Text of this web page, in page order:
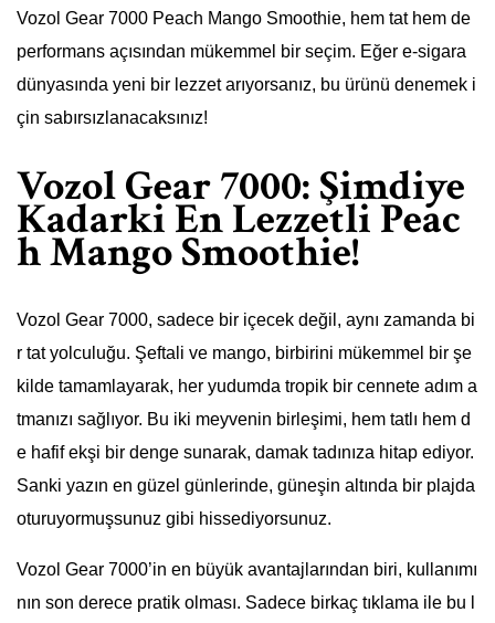
Vozol Gear 7000 Peach Mango Smoothie, hem tat hem de
performans açısından mükemmel bir seçim. Eğer e-sigara
dünyasında yeni bir lezzet arıyorsanız, bu ürünü denemek i
çin sabırsızlanacaksınız!
Vozol Gear 7000: Şimdiye
Kadarki En Lezzetli Peac
h Mango Smoothie!
Vozol Gear 7000, sadece bir içecek değil, aynı zamanda bi
r tat yolculuğu. Şeftali ve mango, birbirini mükemmel bir şe
kilde tamamlayarak, her yudumda tropik bir cennete adım a
tmanızı sağlıyor. Bu iki meyvenin birleşimi, hem tatlı hem d
e hafif ekşi bir denge sunarak, damak tadınıza hitap ediyor.
Sanki yazın en güzel günlerinde, güneşin altında bir plajda
oturuyormuşsunuz gibi hissediyorsunuz.
Vozol Gear 7000’in en büyük avantajlarından biri, kullanımı
nın son derece pratik olması. Sadece birkaç tıklama ile bu l